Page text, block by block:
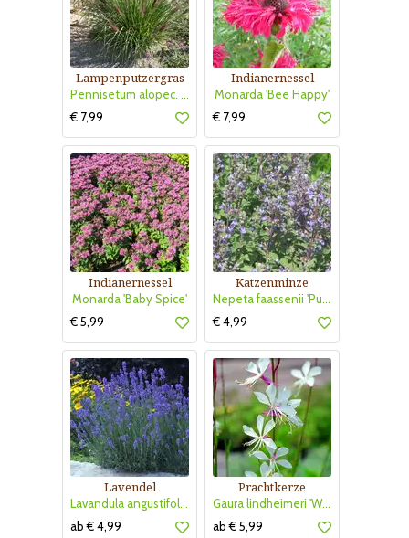
Lampenputzergras
Pennisetum alopec. 'Red Head'
€ 7,99
Indianernessel
Monarda 'Bee Happy'
€ 7,99
Indianernessel
Monarda 'Baby Spice'
€ 5,99
Katzenminze
Nepeta faassenii 'Purrsian Blue'
€ 4,99
Lavendel
Lavandula angustifolia 'Munstead'
ab € 4,99
Prachtkerze
Gaura lindheimeri 'Whirling Butterflies'
ab € 5,99